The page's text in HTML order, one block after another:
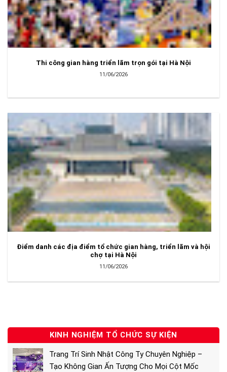
Thi công gian hàng triển lãm trọn gói tại Hà Nội
11/06/2026
Điểm danh các địa điểm tổ chức gian hàng, triển lãm và hội
chợ tại Hà Nội
11/06/2026
KINH NGHIỆM TỔ CHỨC SỰ KIỆN
Trang Trí Sinh Nhật Công Ty Chuyên Nghiệp –
Tạo Không Gian Ấn Tượng Cho Mọi Cột Mốc